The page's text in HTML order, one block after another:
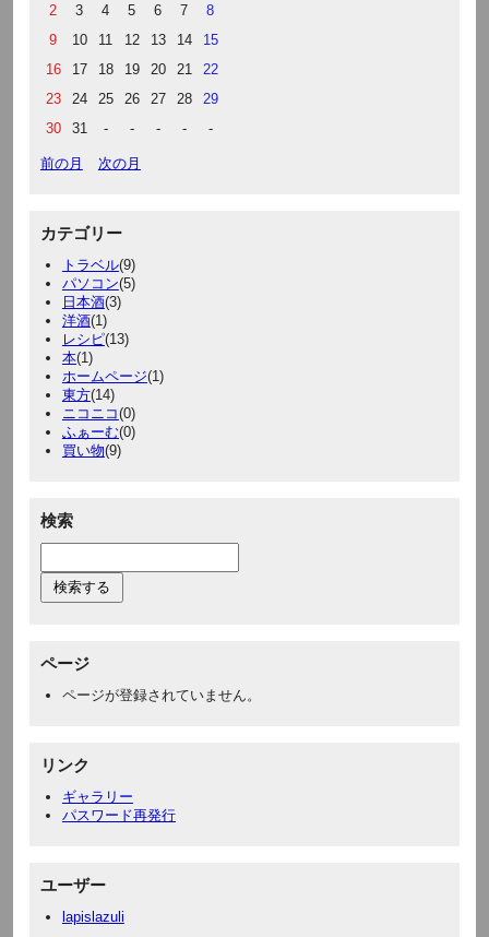
2
3 4 5 6 7
8
9
10 11 12 13 14
15
16
17 18 19 20 21
22
23
24 25 26 27 28
29
30
31 - - - - -
前の月 次の月
カテゴリー
トラベル(9)
パソコン(5)
日本酒(3)
洋酒(1)
レシピ(13)
本(1)
ホームページ(1)
東方(14)
ニコニコ(0)
ふぁーむ(0)
買い物(9)
検索
ページ
ページが登録されていません。
リンク
ギャラリー
パスワード再発行
ユーザー
lapislazuli